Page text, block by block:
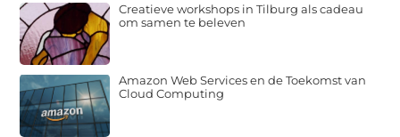
Creatieve workshops in Tilburg als cadeau
om samen te beleven
Amazon Web Services en de Toekomst van
Cloud Computing